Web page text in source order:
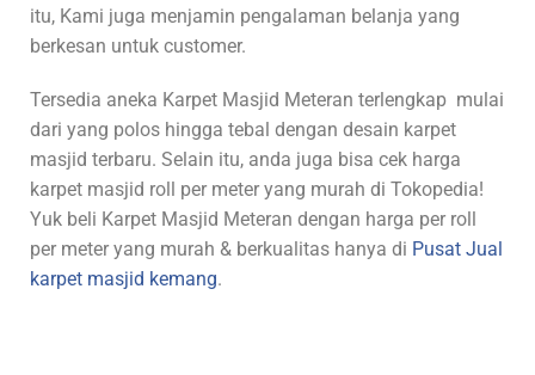
itu, Kami juga menjamin pengalaman belanja yang
berkesan untuk customer.
Tersedia aneka Karpet Masjid Meteran terlengkap mulai
dari yang polos hingga tebal dengan desain karpet
masjid terbaru. Selain itu, anda juga bisa cek harga
karpet masjid roll per meter yang murah di Tokopedia!
Yuk beli Karpet Masjid Meteran dengan harga per roll
per meter yang murah & berkualitas hanya di Pusat Jual
karpet masjid kemang.